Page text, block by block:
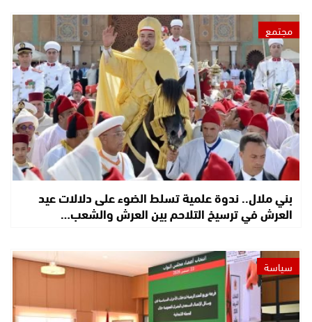
مجتمع
بني ملال.. ندوة علمية تسلط الضوء على دلالات عيد
العرش في ترسيخ التلاحم بين العرش والشعب…
سياسة